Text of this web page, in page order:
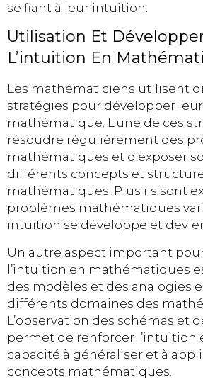
se fiant à leur intuition.
Utilisation Et
L’intuition En
Les mathématiciens utilisent
stratégies pour développer
mathématique. L’une de ces
résoudre régulièrement des
mathématiques et d’exposer
différents concepts et
mathématiques. Plus ils sont
problèmes mathématiques
intuition se développe et
Un autre aspect important
l’intuition en mathématiques
des modèles et des analogies
différents domaines des
L’observation des schémas et
permet de renforcer l’intuition
capacité à généraliser et à
concepts mathématiques.